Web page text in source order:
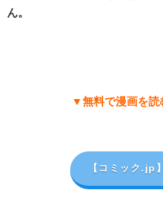
ん。
▼無料で漫画を
【コミック.jp